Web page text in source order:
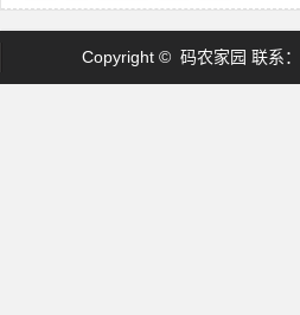
Copyright © 码农家园 联系：